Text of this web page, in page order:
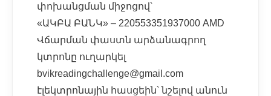
փոխանցման միջոցով՝
«ԱԿԲԱ ԲԱՆԿ» – 220553351937000 AMD
Վճարման փաստն արձանագրող
կտրոնը ուղարկել
bvikreadingchallenge@gmail.com
էլեկտրոնային հասցեին՝ նշելով անուն